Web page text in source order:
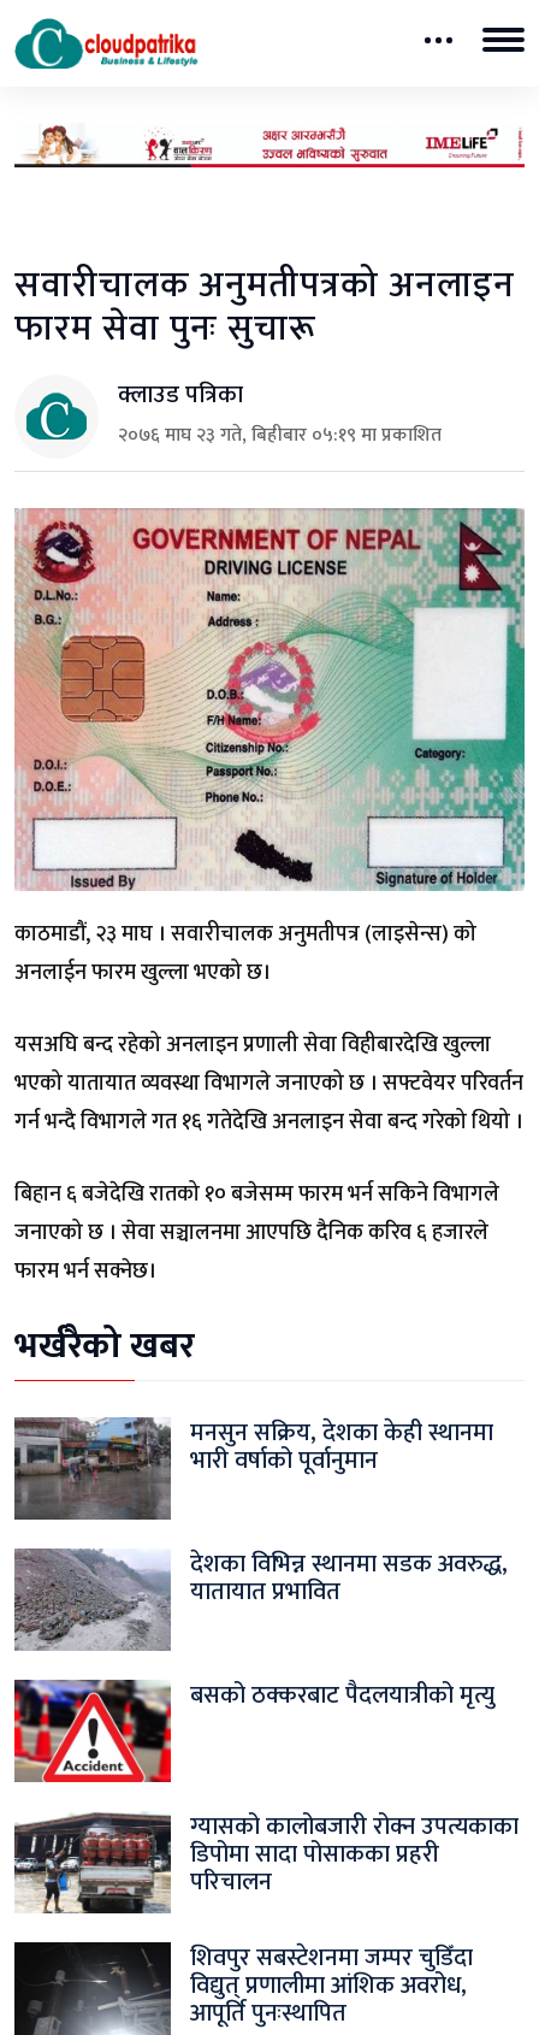
सवारीचालक अनुमतीपत्रको अनलाइन
फारम सेवा पुनः सुचारू
क्लाउड पत्रिका
२०७६ माघ २३ गते, बिहीबार ०५:१९ मा प्रकाशित
काठमाडौं, २३ माघ । सवारीचालक अनुमतीपत्र (लाइसेन्स) को
अनलाईन फारम खुल्ला भएको छ।
यसअघि बन्द रहेको अनलाइन प्रणाली सेवा विहीबारदेखि खुल्ला
भएको यातायात व्यवस्था विभागले जनाएको छ । सफ्टवेयर परिवर्तन
गर्न भन्दै विभागले गत १६ गतेदेखि अनलाइन सेवा बन्द गरेको थियो ।
बिहान ६ बजेदेखि रातको १० बजेसम्म फारम भर्न सकिने विभागले
जनाएको छ । सेवा सञ्चालनमा आएपछि दैनिक करिव ६ हजारले
फारम भर्न सक्नेछ।
भर्खरैको खबर
मनसुन सक्रिय, देशका केही स्थानमा
भारी वर्षाको पूर्वानुमान
देशका विभिन्न स्थानमा सडक अवरुद्ध,
यातायात प्रभावित
बसको ठक्करबाट पैदलयात्रीको मृत्यु
ग्यासको कालोबजारी रोक्न उपत्यकाका
डिपोमा सादा पोसाकका प्रहरी
परिचालन
शिवपुर सबस्टेशनमा जम्पर चुडिँदा
विद्युत् प्रणालीमा आंशिक अवरोध,
आपूर्ति पुनःस्थापित